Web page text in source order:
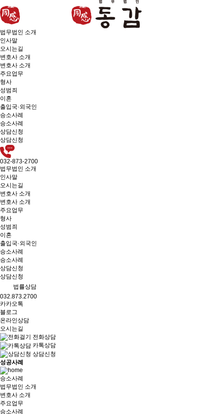
법무법인 소개
인사말
오시는길
변호사 소개
변호사 소개
주요업무
형사
성범죄
이혼
출입국·외국인
승소사례
승소사례
상담신청
상담신청
032-873-2700
법무법인 소개
인사말
오시는길
변호사 소개
변호사 소개
주요업무
형사
성범죄
이혼
출입국·외국인
승소사례
승소사례
상담신청
상담신청
법률상담
032.873.2700
카카오톡
블로그
온라인상담
오시는길
전화상담
카톡상담
상담신청
성공사례
승소사례
법무법인 소개
변호사 소개
주요업무
승소사례